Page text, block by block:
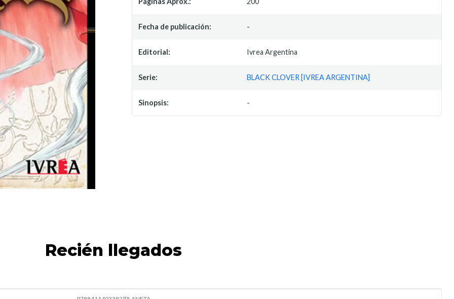
Fecha de publicación: -
Editorial: Ivrea Argentina
Serie: BLACK CLOVER [IVREA ARGENTINA]
Sinopsis: -
Recién llegados